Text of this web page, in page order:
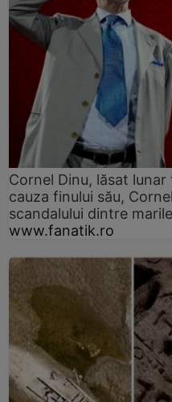
Cornel Dinu, lăsat
cauza finului său,
scandalului dintre
www.fanatik.ro